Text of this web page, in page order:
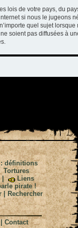
de votre pays, du
si nous le jugeons
quel sujet
soient pas diffusées à
définitions
Tortures
Liens
pirate !
| Rechercher
Contact